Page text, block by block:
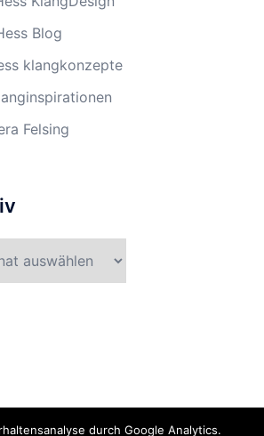
Blog
klangkonzepte
Felsing
durch Google Analytics.